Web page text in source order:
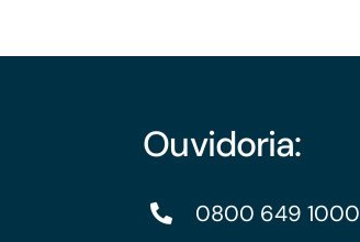
Ouvidoria:
0800 649 1000